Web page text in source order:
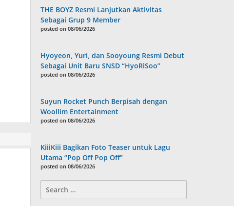
THE BOYZ Resmi Lanjutkan Aktivitas
Sebagai Grup 9 Member
posted on 08/06/2026
Hyoyeon, Yuri, dan Sooyoung Resmi Debut
Sebagai Unit Baru SNSD “HyoRiSoo”
posted on 08/06/2026
Suyun Rocket Punch Berpisah dengan
Woollim Entertainment
posted on 08/06/2026
KiiiKiii Bagikan Foto Teaser untuk Lagu
Utama “Pop Off Pop Off”
posted on 08/06/2026
for: